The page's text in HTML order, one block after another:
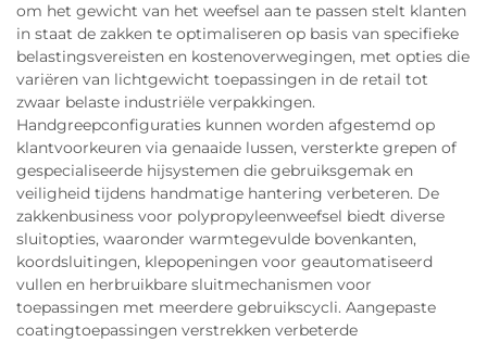
om het gewicht van het weefsel aan te passen stelt klanten
in staat de zakken te optimaliseren op basis van specifieke
belastingsvereisten en kostenoverwegingen, met opties die
variëren van lichtgewicht toepassingen in de retail tot
zwaar belaste industriële verpakkingen.
Handgreepconfiguraties kunnen worden afgestemd op
klantvoorkeuren via genaaide lussen, versterkte grepen of
gespecialiseerde hijsystemen die gebruiksgemak en
veiligheid tijdens handmatige hantering verbeteren. De
zakkenbusiness voor polypropyleenweefsel biedt diverse
sluitopties, waaronder warmtegevulde bovenkanten,
koordsluitingen, klepopeningen voor geautomatiseerd
vullen en herbruikbare sluitmechanismen voor
toepassingen met meerdere gebruikscycli. Aangepaste
coatingtoepassingen verstrekken verbeterde